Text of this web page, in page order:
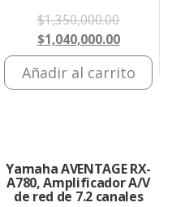
$1,350,000.00El
precio
original
era:
$1,040,000.00El
precio
actual
Añadir al carrito
Yamaha AVENTAGE RX-
A780, Amplificador A/V
de red de 7.2 canales